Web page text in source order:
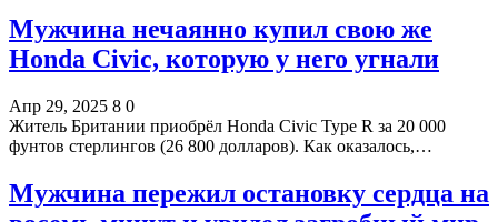
Мужчина нечаянно купил свою же
Honda Civic, которую у него угнали
Апр 29, 2025 8 0
Житель Британии приобрёл Honda Civic Type R за 20 000
фунтов стерлингов (26 800 долларов). Как оказалось,…
Мужчина пережил остановку сердца на